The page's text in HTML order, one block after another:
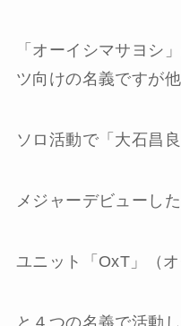
「 オーイシマサヨシ
ツ向けの名義ですが他
ソロ活動で「 大石昌良
メジャーデビューした
ユニット「 OxT 」（
と ４つの名義で活動